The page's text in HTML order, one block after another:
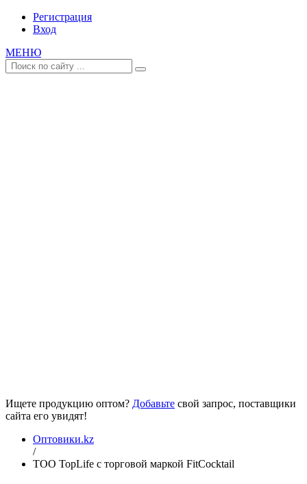
Регистрация
Вход
МЕНЮ
Ищете продукцию оптом? Добавьте свой запрос, поставщики
сайта его увидят!
Оптовики.kz
/
ТОО TopLife с торговой маркой FitCocktail